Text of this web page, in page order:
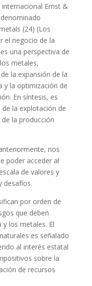
Ernst &
(24) (Los
el negocio de la
una perspectiva de
metales,
la expansión de la
y la optimización de
En síntesis, es
la explotación de
la producción
nos
poder acceder al
de valores y
desafíos.
por orden de
que deben
los metales. El
es señalado
al interés estatal
sobre la
de recursos